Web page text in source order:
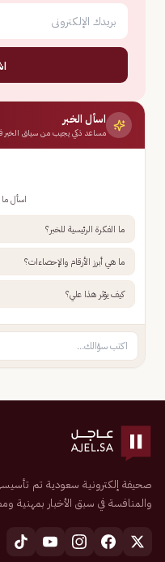
اسأل الخبر
مساعد ذكي يجيب من سياق الخبر
اسأل
ما الفكرة الرئيسية للخبر؟
ما هي أبرز الأرقام والإحصاءات؟
كيف يؤثر هذا علي؟
والمنافسة في سبق الأخبار بمهنية